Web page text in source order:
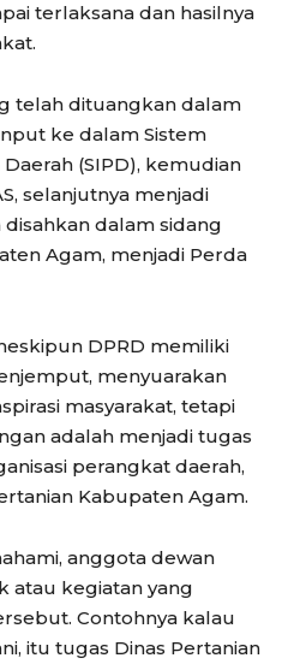
terlaksana dan hasilnya
telah dituangkan dalam
ke dalam Sistem
(SIPD), kemudian
selanjutnya menjadi
disahkan dalam sidang
Agam, menjadi Perda
DPRD memiliki
menyuarakan
masyarakat, tetapi
adalah menjadi tugas
perangkat daerah,
Kabupaten Agam.
anggota dewan
atau kegiatan yang
Contohnya kalau
itu tugas Dinas Pertanian